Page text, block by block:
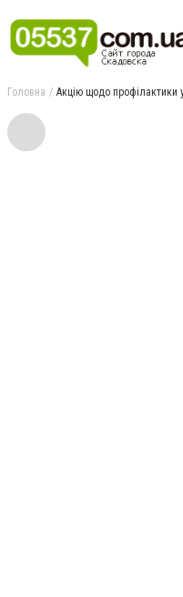
Головна Акцію щодо профілактики